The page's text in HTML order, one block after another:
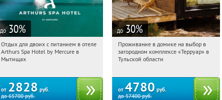
до 30%
17:22:06
Купи первым!
Московская обл., г. Мытищи, д.
Отдых для двоих с питанием в отеле
Arthurs Spa Hotel by Mercure в
Мытищах
от 2828 руб.
до65700руб.
до 30%
17:22:06 Купили:
Тульская обл., Ясногорский р-н, с.
Проживание в домике на выбор в
загородном комплексе «Терруар» в
Тульской области
от 4780 руб.
до57400руб.